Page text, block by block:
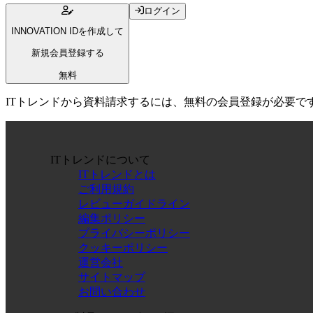
INNOVATION IDを作成して
新規会員登録する
無料
ログイン
ITトレンドから資料請求するには、無料の会員登録が必要で
ITトレンドについて
ITトレンドとは
ご利用規約
レビューガイドライン
編集ポリシー
プライバシーポリシー
クッキーポリシー
運営会社
サイトマップ
お問い合わせ